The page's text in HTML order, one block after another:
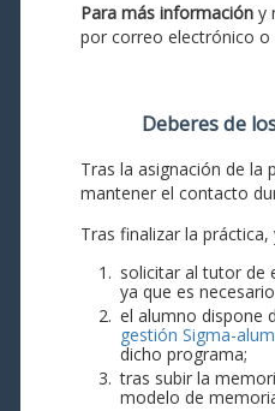
Para más informacióny
por correo electrónico o
Deberes de
Tras la asignación de la
mantener el contacto
Tras finalizar la
solicitar al tutor de
ya que es
el alumno dispone
gestión Sigma-
dicho programa;
tras subir la
modelo de